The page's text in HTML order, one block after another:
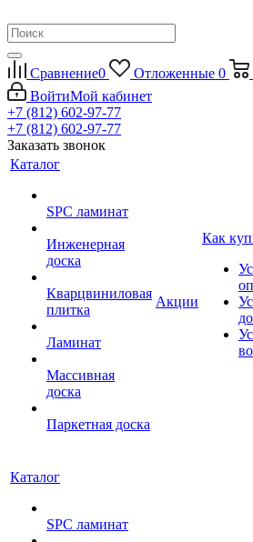
Сравнение0 Отложенные 0
ВойтиМой кабинет
+7 (812) 602-97-77
+7 (812) 602-97-77
Заказать звонок
Каталог
SPC ламинат
Инженерная
доска
Кварцвиниловая
плитка
Ламинат
Массивная
доска
Паркетная доска
Акции
Как
Каталог
SPC ламинат